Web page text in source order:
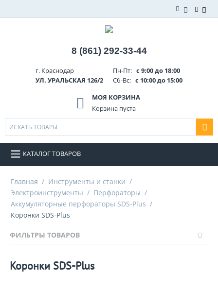
8 (861) 292-33-44
г. Краснодар
УЛ. УРАЛЬСКАЯ 126/2
Пн-Пт: с 9:00 до 18:00
Сб-Вс: с 10:00 до 15:00
МОЯ КОРЗИНА
Корзина пуста
КАТАЛОГ ТОВАРОВ
Главная / Инструменты и станки /
Электроинструменты / Перфораторы /
Аккумуляторные перфораторы SDS-Plus /
Коронки SDS-Plus
ФИЛЬТРЫ ТОВАРОВ
Коронки SDS-Plus